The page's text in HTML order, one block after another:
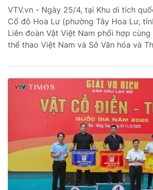
VTV.vn - Ngày 25/4, tại Khu di tích
Cố đô Hoa Lư (phường Tây Hoa Lư,
Liên đoàn Vật Việt Nam phối hợp cùng
thể thao Việt Nam và Sở Văn hóa và